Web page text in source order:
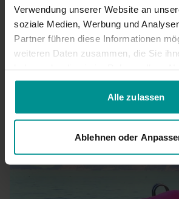
Verwendung unserer Website an
soziale Medien, Werbung und
Partner führen diese Informationen
weiteren Daten zusammen, die Sie
gesammelt haben.
Alle zulassen
Ablehnen oder